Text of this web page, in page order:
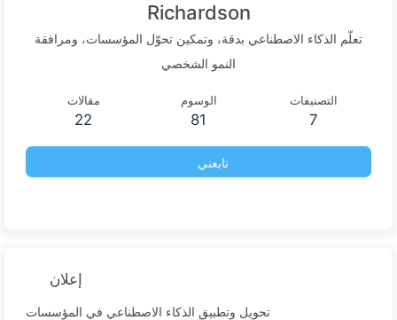
Richardson
تعلّم الذكاء الاصطناعي بدقة، وتمكين تحوّل المؤسسات، ومرافقة
النمو الشخصي
مقالات
22
الوسوم
81
التصنيفات
7
تابعني
إعلان
تحويل وتطبيق الذكاء الاصطناعي في المؤسسات